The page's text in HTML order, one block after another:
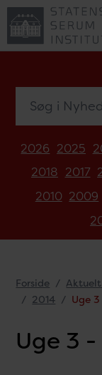
2026 2025
2018 2017
2010 2009
Forside Aktuelt
2014
Uge
Uge 3